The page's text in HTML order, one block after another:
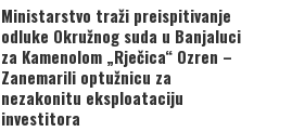
Ministarstvo traži preispitivanje
odluke Okružnog suda u Banjaluci
za Kamenolom „Rječica“ Ozren –
Zanemarili optužnicu za
nezakonitu eksploataciju
investitora